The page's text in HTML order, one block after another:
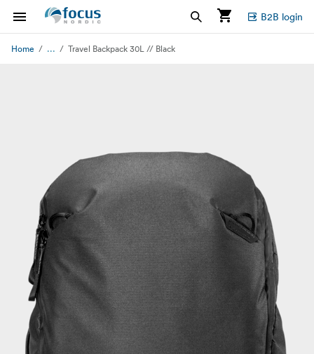
B2B login
Home ... Travel Backpack 30L // Black